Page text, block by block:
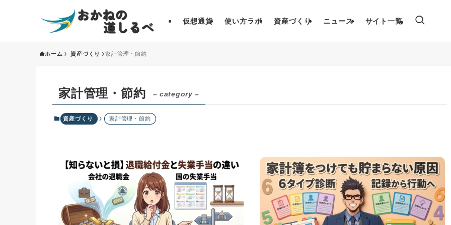
仮想通貨 使い方ラボ 資産づくり ニュース サイト一覧
ホーム 資産づくり 家計管理・節約
家計管理・節約 – category –
資産づくり 家計管理・節約